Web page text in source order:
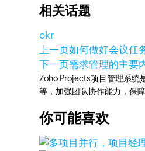
相关话题
okr
上一页如何做好会议任
下一页需求管理的主要
Zoho Projects项目管理系统
等，加强团队协作能力，保
你可能喜欢